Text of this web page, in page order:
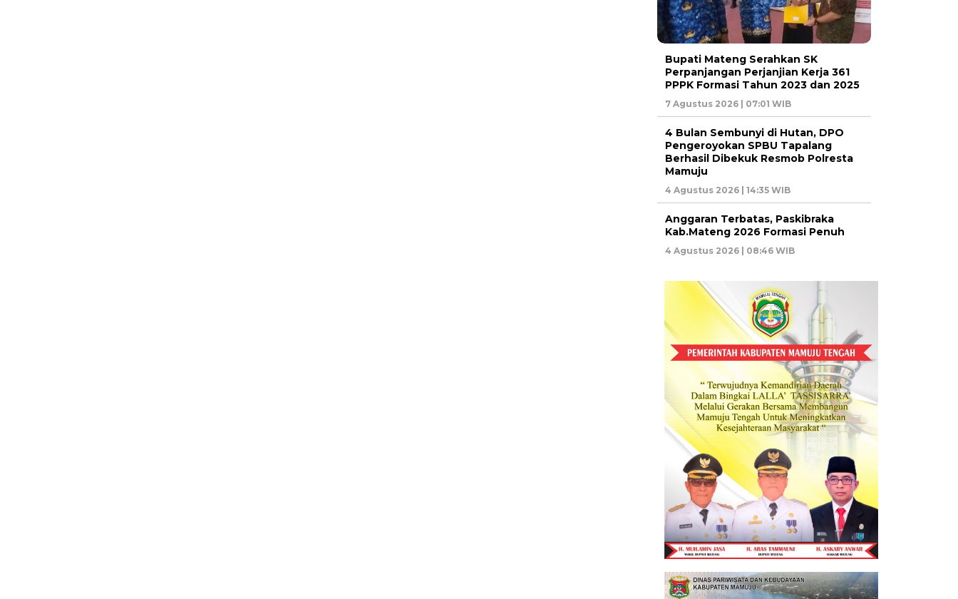
Bupati Mateng Serahkan SK
Perpanjangan Perjanjian Kerja 361
PPPK Formasi Tahun 2023 dan 2025
7 Agustus 2026 | 07:01 WIB
4 Bulan Sembunyi di Hutan, DPO
Pengeroyokan SPBU Tapalang
Berhasil Dibekuk Resmob Polresta
Mamuju
4 Agustus 2026 | 14:35 WIB
Anggaran Terbatas, Paskibraka
Kab.Mateng 2026 Formasi Penuh
4 Agustus 2026 | 08:46 WIB